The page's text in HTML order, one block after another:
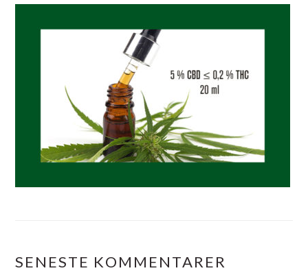
SENESTE KOMMENTARER